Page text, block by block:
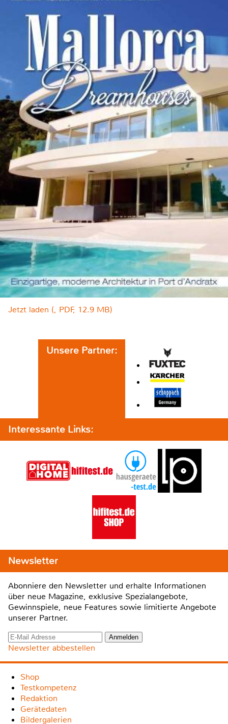
Jetzt laden (, PDF, 12.9 MB)
Unsere Partner:
Interessante Links:
Newsletter
Abonniere den Newsletter und erhalte Informationen
über neue Magazine, exklusive Spezialangebote,
Gewinnspiele, neue Features sowie limitierte Angebote
unserer Partner.
Newsletter abbestellen
Shop
Testkompetenz
Redaktion
Gerätedaten
Bildergalerien